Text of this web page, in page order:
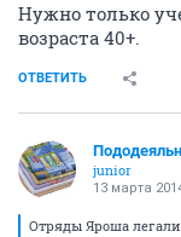
Нужно только
возраста 40+.
ОТВЕТИТЬ
junior
13 марта
Отряды Яроша